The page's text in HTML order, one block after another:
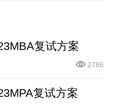
复试方案
2786
复试方案